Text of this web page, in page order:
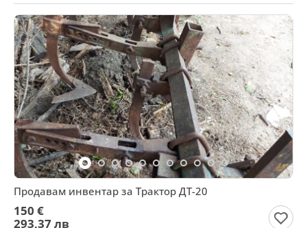
Продавам инвентар за Трактор ДТ-20
150 €
293,37 лв